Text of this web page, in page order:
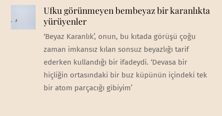
Ufku görünmeyen bembeyaz bir karanlıkta
yürüyenler
‘Beyaz Karanlık’, onun, bu kıtada görüşü çoğu
zaman imkansız kılan sonsuz beyazlığı tarif
ederken kullandığı bir ifadeydi. ‘Devasa bir
hiçliğin ortasındaki bir buz küpünün içindeki tek
bir atom parçacığı gibiyim’